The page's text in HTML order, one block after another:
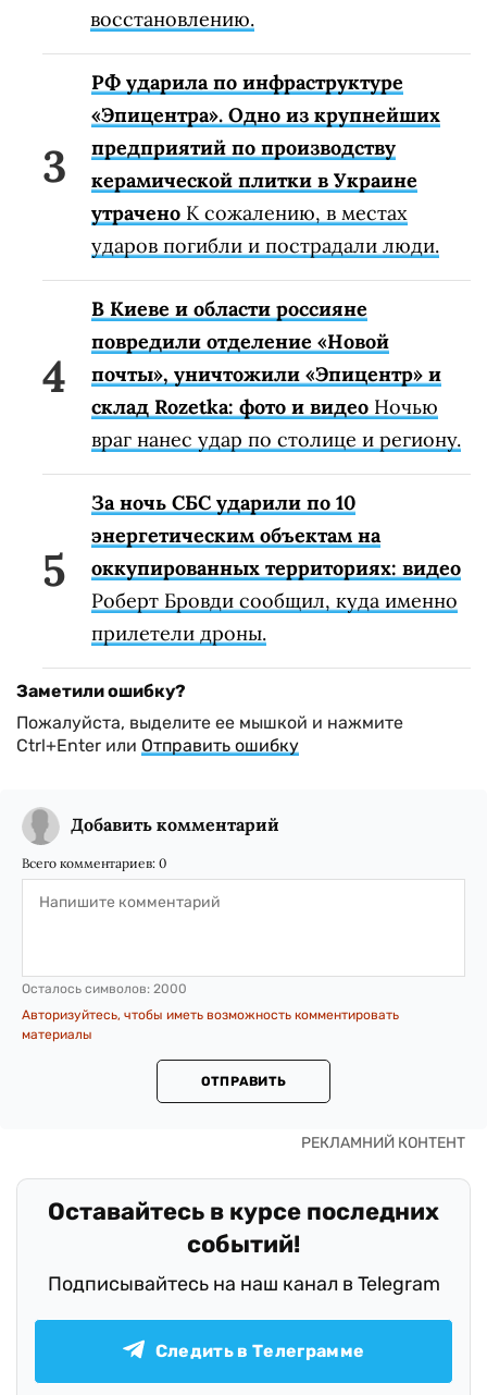
восстановлению.
РФ ударила по инфраструктуре
«Эпицентра». Одно из крупнейших
предприятий по производству
керамической плитки в Украине
утрачено К сожалению, в местах
ударов погибли и пострадали люди.
В Киеве и области россияне
повредили отделение «Новой
почты», уничтожили «Эпицентр» и
склад Rozetka: фото и видео Ночью
враг нанес удар по столице и региону.
За ночь СБС ударили по 10
энергетическим объектам на
оккупированных территориях: видео
Роберт Бровди сообщил, куда именно
прилетели дроны.
Заметили ошибку?
Пожалуйста, выделите ее мышкой и нажмите
Ctrl+Enter или Отправить ошибку
Добавить комментарий
Всего комментариев: 0
Осталось символов: 2000
Авторизуйтесь, чтобы иметь возможность комментировать
материалы
ОТПРАВИТЬ
Оставайтесь в курсе последних
событий!
Подписывайтесь на наш канал в Telegram
Следить в Телеграмме